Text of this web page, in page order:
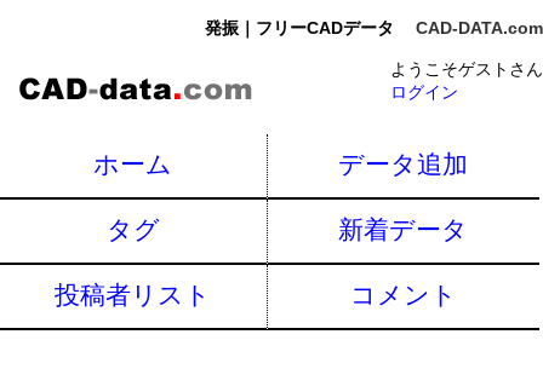
発振｜フリーCADデータ CAD-DATA.com
ようこそゲストさん
ログイン
ホーム データ追加
タグ 新着データ
投稿者リスト コメント